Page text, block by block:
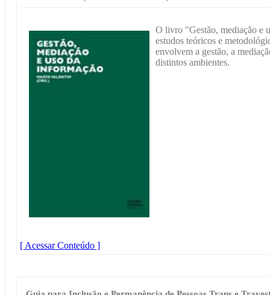
O livro "Gestão, mediação e
estudos teóricos e
envolvem a gestão, a
distintos ambientes.
[ Acessar Conteúdo ]